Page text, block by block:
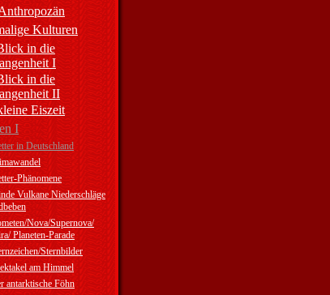
Kulturen
in die
I
in die
II
Eiszeit
I
in Deutschland
Phänomene
Vulkane Niederschläge
Nova/Supernova/
Planeten-Parade
Sternbilder
am Himmel
antarktische Föhn